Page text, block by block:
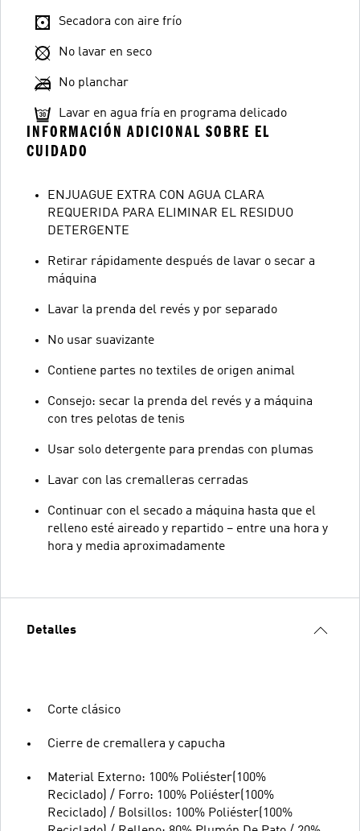
Secadora con aire frío
No lavar en seco
No planchar
Lavar en agua fría en programa delicado
INFORMACIÓN ADICIONAL SOBRE EL
CUIDADO
ENJUAGUE EXTRA CON AGUA CLARA
REQUERIDA PARA ELIMINAR EL RESIDUO
DETERGENTE
Retirar rápidamente después de lavar o secar a
máquina
Lavar la prenda del revés y por separado
No usar suavizante
Contiene partes no textiles de origen animal
Consejo: secar la prenda del revés y a máquina
con tres pelotas de tenis
Usar solo detergente para prendas con plumas
Lavar con las cremalleras cerradas
Continuar con el secado a máquina hasta que el
relleno esté aireado y repartido – entre una hora y
hora y media aproximadamente
Detalles
Corte clásico
Cierre de cremallera y capucha
Material Externo: 100% Poliéster(100%
Reciclado) / Forro: 100% Poliéster(100%
Reciclado) / Bolsillos: 100% Poliéster(100%